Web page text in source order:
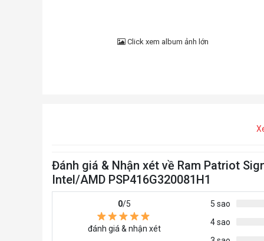
Click xem album ảnh lớn
Đánh giá & Nhận xét về Ram Patriot
Intel/AMD PSP416G320081H1
0/5
đánh giá & nhận xét
5 sao
4 sao